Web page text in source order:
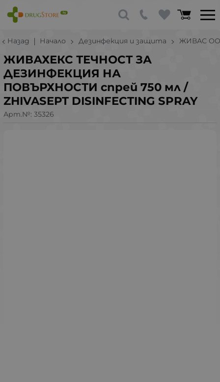
Назад Начало Дезинфекция и защита ЖИВАС
ЖИВАХЕКС ТЕЧНОСТ ЗА
ДЕЗИНФЕКЦИЯ НА
ПОВЪРХНОСТИ спрей 750 мл /
ZHIVASEPT DISINFECTING SPRAY
Арт.№: 35326